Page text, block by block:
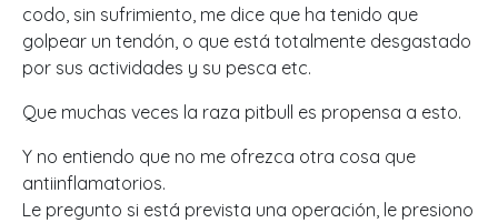
codo, sin sufrimiento, me dice que ha tenido que
golpear un tendón, o que está totalmente desgastado
por sus actividades y su pesca etc.
Que muchas veces la raza pitbull es propensa a esto.
Y no entiendo que no me ofrezca otra cosa que
antiinflamatorios.
Le pregunto si está prevista una operación, le presiono